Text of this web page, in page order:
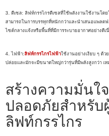
3. ดีเซล: ลิฟท์กรรไกรดีเซลที่ใช้พลังงานใช้งานโด
สามารถในการบรรทุกที่หนักกว่าและนำเสนอแพลต
ไซต์กลางแจ้งหรือพื้นที่ที่มีการระบายอากาศอย่างดีเ
4. ไฟฟ้า:ลิฟท์กรรไกรไฟฟ้าใช้งานอย่างเงียบ ๆ ด้ว
ปล่อยและมักจะมีขนาดใหญ่กว่ารุ่นที่มีพลังสูงกว่า เ
สร้างความมั่นใ
ปลอดภัยสำหรับ
ลิฟท์กรรไกร